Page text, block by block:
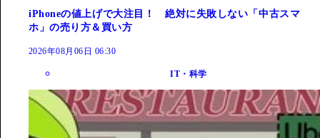
iPhoneの値上げで大注目！ 絶対に失敗しない「中古スマ
ホ」の売り方＆買い方
2026年08月06日 06:30
IT・科学